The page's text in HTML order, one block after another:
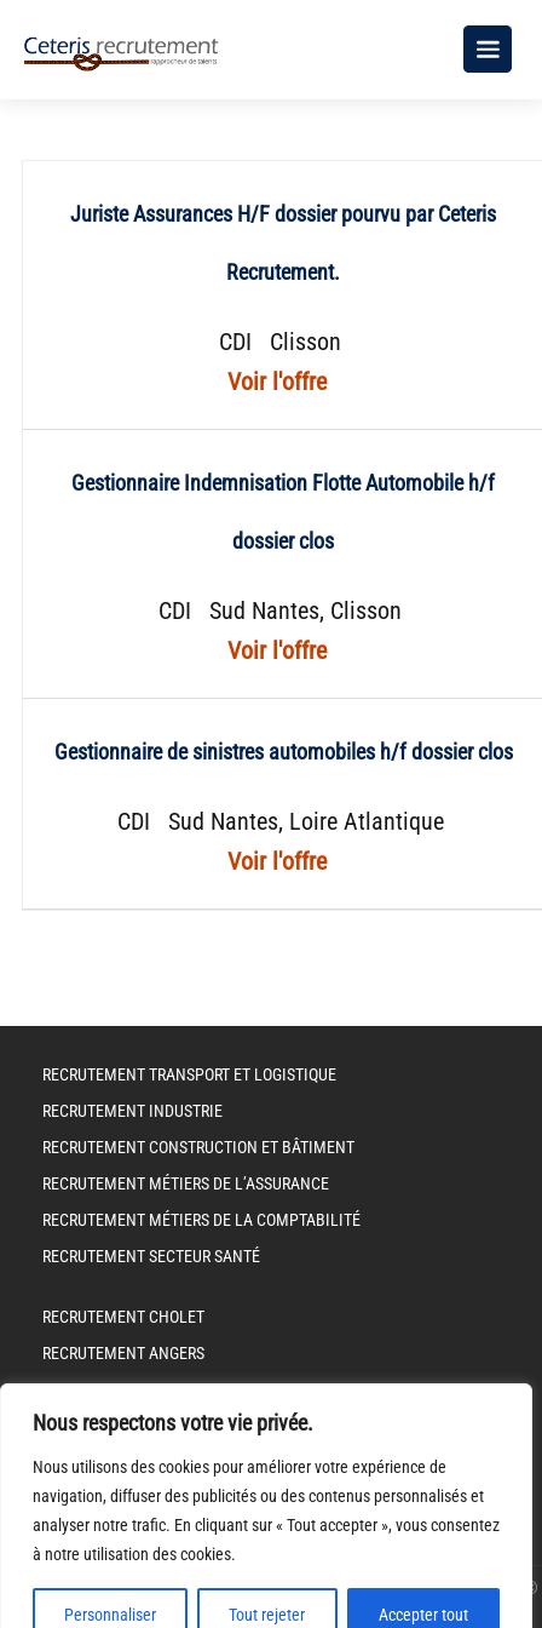
Nous respectons votre vie privée.
Nous utilisons des cookies pour améliorer votre expérience de
navigation, diffuser des publicités ou des contenus personnalisés et
analyser notre trafic. En cliquant sur « Tout accepter », vous consentez
à notre utilisation des cookies.
Personnaliser Tout rejeter Accepter tout
Juriste Assurances H/F dossier pourvu par Ceteris
Recrutement.
CDI Clisson
Gestionnaire Indemnisation Flotte Automobile h/f
dossier clos
CDI Sud Nantes Clisson
Gestionnaire de sinistres automobiles h/f dossier clos
CDI Sud Nantes Loire Atlantique
RECRUTEMENT TRANSPORT ET LOGISTIQUE
RECRUTEMENT INDUSTRIE
RECRUTEMENT CONSTRUCTION ET BÂTIMENT
RECRUTEMENT MÉTIERS DE L’ASSURANCE
RECRUTEMENT MÉTIERS DE LA COMPTABILITÉ
RECRUTEMENT SECTEUR SANTÉ
RECRUTEMENT CHOLET
RECRUTEMENT ANGERS
RECRUTEMENT LES HERBIERS
RECRUTEMENT NANTES
MENTIONS LÉGALES
POLITIQUE DE CONFIDENTALITÉ